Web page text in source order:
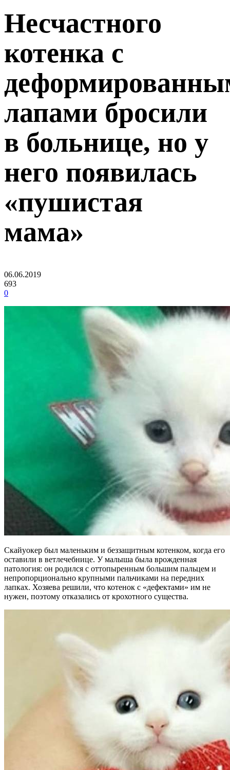
Несчастного
котенка с
лапами бросили
в больнице, но у
него появилась
«пушистая
мама»
06.06.2019
693
0
Скайуокер был маленьким и беззащитным котенком, когда его
оставили в ветлечебнице. У малыша была врожденная
патология: он родился с оттопыренным большим пальцем и
непропорционально крупными пальчиками на передних
лапках. Хозяева решили, что котенок с «дефектами» им не
нужен, поэтому отказались от крохотного существа.